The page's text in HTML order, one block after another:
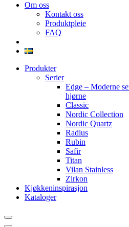
Om oss
Kontakt oss
Produktpleie
FAQ
Produkter
Serier
Edge – Moderne
hjørne
Classic
Nordic Collection
Nordic Quartz
Radius
Rubin
Safir
Titan
Vilan Stainless
Zirkon
Kjøkkeninspirasjon
Kataloger